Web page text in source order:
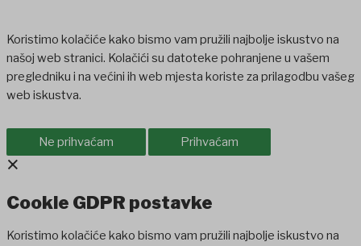
Koristimo kolačiće kako bismo vam pružili najbolje iskustvo na
našoj web stranici. Kolačići su datoteke pohranjene u vašem
pregledniku i na većini ih web mjesta koriste za prilagodbu vašeg
web iskustva.
Ne prihvaćam Prihvaćam
×
Cookie GDPR postavke
Koristimo kolačiće kako bismo vam pružili najbolje iskustvo na